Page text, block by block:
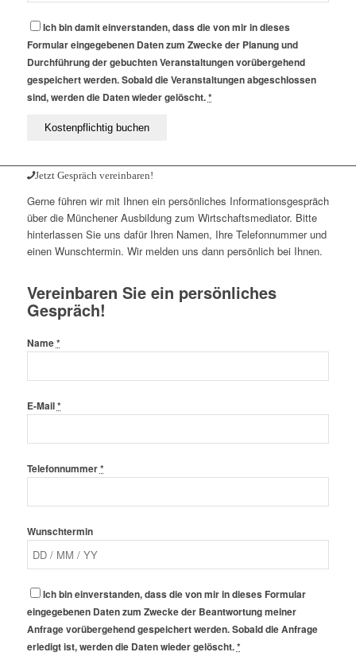
Ich bin damit einverstanden, dass die von mir in dieses
Formular eingegebenen Daten zum Zwecke der Planung und
Durchführung der gebuchten Veranstaltungen vorübergehend
gespeichert werden. Sobald die Veranstaltungen abgeschlossen
sind, werden die Daten wieder gelöscht.*
Jetzt Gespräch vereinbaren!
Gerne führen wir mit Ihnen ein persönliches Informationsgespräch
über die Münchener Ausbildung zum Wirtschaftsmediator. Bitte
hinterlassen Sie uns dafür Ihren Namen, Ihre Telefonnummer und
einen Wunschtermin. Wir melden uns dann persönlich bei Ihnen.
Vereinbaren Sie ein persönliches
Gespräch!
Name*
E-Mail*
Telefonnummer*
Wunschtermin
Ich bin einverstanden, dass die von mir in dieses Formular
eingegebenen Daten zum Zwecke der Beantwortung meiner
Anfrage vorübergehend gespeichert werden. Sobald die Anfrage
erledigt ist, werden die Daten wieder gelöscht.*